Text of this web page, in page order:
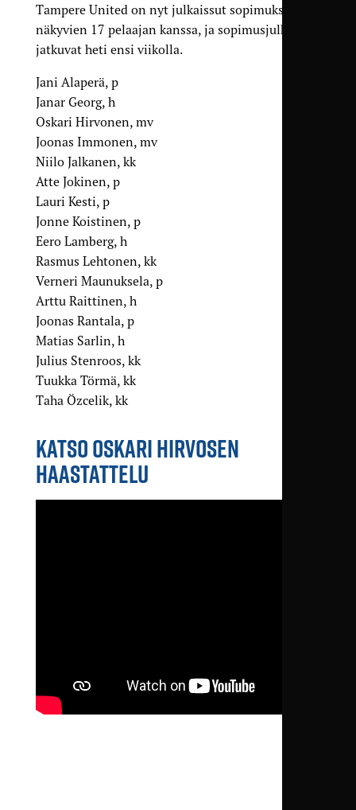
Tampere United on nyt julkaissut sopimukset alla
näkyvien 17 pelaajan kanssa, ja sopimusjulkaisut
jatkuvat heti ensi viikolla.
Jani Alaperä, p
Janar Georg, h
Oskari Hirvonen, mv
Joonas Immonen, mv
Niilo Jalkanen, kk
Atte Jokinen, p
Lauri Kesti, p
Jonne Koistinen, p
Eero Lamberg, h
Rasmus Lehtonen, kk
Verneri Maunuksela, p
Arttu Raittinen, h
Joonas Rantala, p
Matias Sarlin, h
Julius Stenroos, kk
Tuukka Törmä, kk
Taha Özcelik, kk
KATSO OSKARI HIRVOSEN
HAASTATTELU